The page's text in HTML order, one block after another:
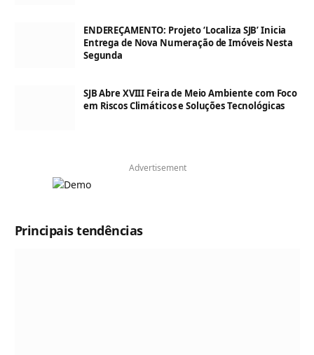
ENDEREÇAMENTO: Projeto ‘Localiza SJB’ Inicia
Entrega de Nova Numeração de Imóveis Nesta
Segunda
SJB Abre XVIII Feira de Meio Ambiente com Foco
em Riscos Climáticos e Soluções Tecnológicas
Advertisement
Principais tendências